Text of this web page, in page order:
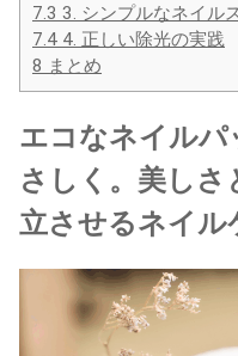
7.3 3. シンプルなネイル
7.4 4. 正しい除光の実践
8 まとめ
エコなネイルパ
さしく。美しさ
立させるネイル